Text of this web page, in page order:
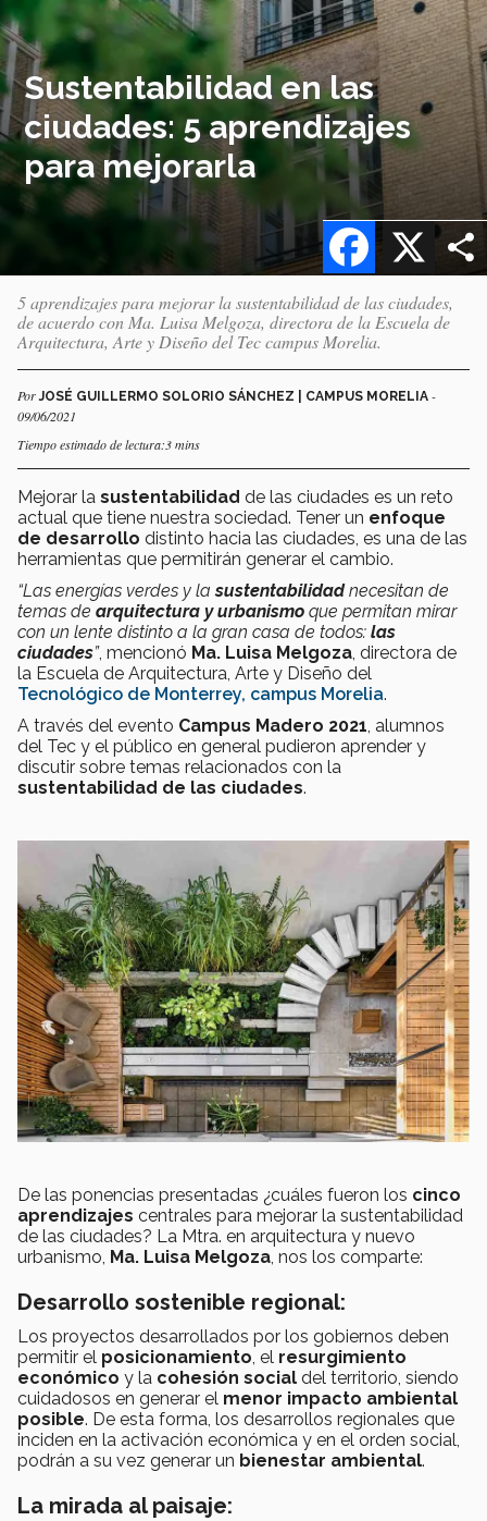
Sustentabilidad en las
ciudades: 5 aprendizajes
para mejorarla
X
Facebook
5 aprendizajes para mejorar la sustentabilidad de las ciudades,
de acuerdo con Ma. Luisa Melgoza, directora de la Escuela de
Arquitectura, Arte y Diseño del Tec campus Morelia.
PorJOSÉ GUILLERMO SOLORIO SÁNCHEZ | CAMPUS MORELIA -
09/06/2021
Tiempo estimado de lectura:3 mins
Mejorar la sustentabilidad de las ciudades es un reto
actual que tiene nuestra sociedad. Tener un enfoque
de desarrollo distinto hacia las ciudades, es una de las
herramientas que permitirán generar el cambio.
“Las energías verdes y lasustentabilidadnecesitan de
temas de arquitectura y urbanismo que permitan mirar
con un lente distinto a la gran casa de todos: las
ciudades”, mencionó Ma. Luisa Melgoza , directora de
la Escuela de Arquitectura, Arte y Diseño del
Tecnológico de Monterrey, campus Morelia.
A través del evento Campus Madero 2021 , alumnos
del Tec y el público en general pudieron aprender y
discutir sobre temas relacionados con la
sustentabilidad de las ciudades.
De las ponencias presentadas ¿cuáles fueron los cinco
aprendizajes centrales para mejorar la sustentabilidad
de las ciudades? La Mtra. en arquitectura y nuevo
urbanismo, Ma. Luisa Melgoza, nos los comparte:
Desarrollo sostenible regional:
Los proyectos desarrollados por los gobiernos deben
permitir el posicionamiento, el resurgimiento
económico y la cohesión social del territorio, siendo
cuidadosos en generar el menor impacto ambiental
posible. De esta forma, los desarrollos regionales que
inciden en la activación económica y en el orden social,
podrán a su vez generar un bienestar ambiental.
La mirada al paisaje: